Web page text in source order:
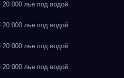
000 лье под водой
000 лье под водой
000 лье под водой
000 лье под водой